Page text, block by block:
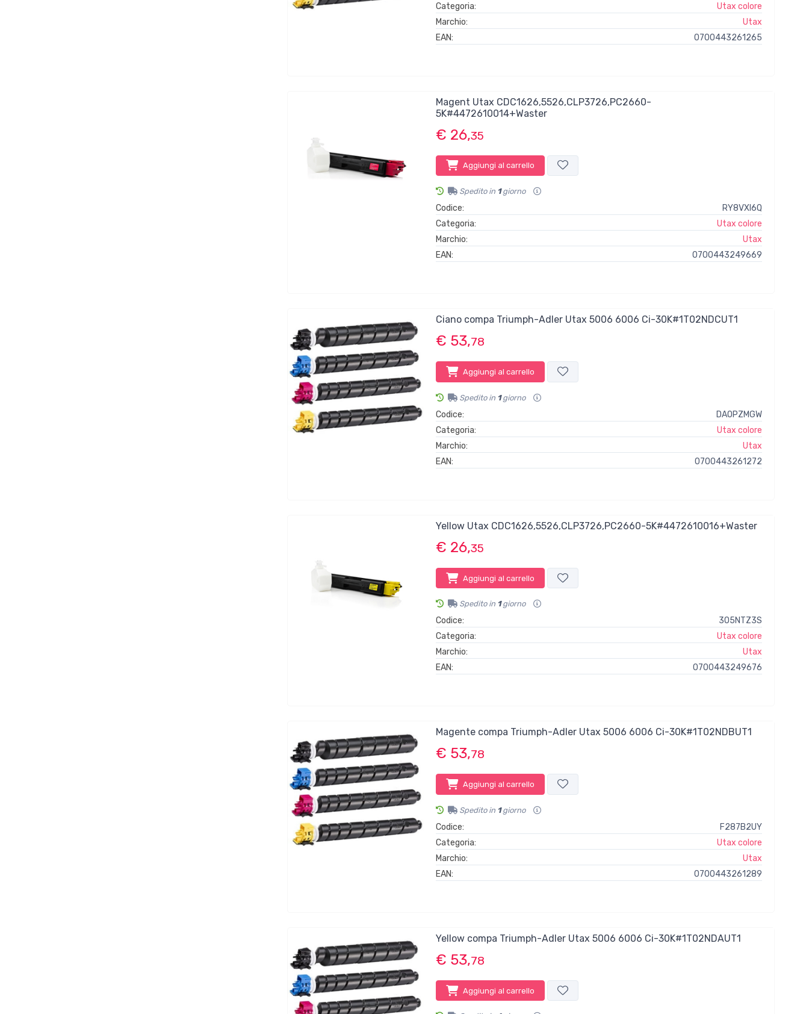
Categoria:
Utax colore
Marchio:
Utax
EAN:
0700443261265
Magent Utax CDC1626,5526,CLP3726,PC2660-
5K#4472610014+Waster
€ 26,35
Aggiungi al carrello
Spedito in 1giorno
Codice:
RY8VXI6Q
Categoria:
Utax colore
Marchio:
Utax
EAN:
0700443249669
Ciano compa Triumph-Adler Utax 5006 6006 Ci-30K#1T02NDCUT1
€ 53,78
Aggiungi al carrello
Spedito in 1giorno
Codice:
DAOPZMGW
Categoria:
Utax colore
Marchio:
Utax
EAN:
0700443261272
Yellow Utax CDC1626,5526,CLP3726,PC2660-5K#4472610016+Waster
€ 26,35
Aggiungi al carrello
Spedito in 1giorno
Codice:
3O5NTZ3S
Categoria:
Utax colore
Marchio:
Utax
EAN:
0700443249676
Magente compa Triumph-Adler Utax 5006 6006 Ci-30K#1T02NDBUT1
€ 53,78
Aggiungi al carrello
Spedito in 1giorno
Codice:
F287B2UY
Categoria:
Utax colore
Marchio:
Utax
EAN:
0700443261289
Yellow compa Triumph-Adler Utax 5006 6006 Ci-30K#1T02NDAUT1
€ 53,78
Aggiungi al carrello